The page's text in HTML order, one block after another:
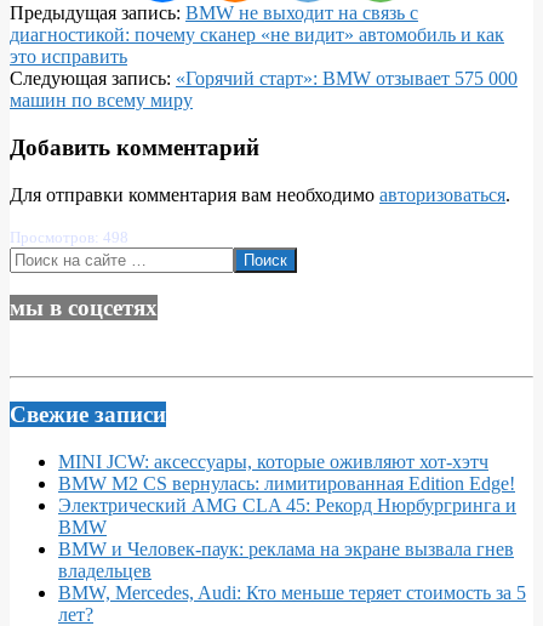
2026-
02-
16
Предыдущая запись: BMW не выходит на связь с
диагностикой: почему сканер «не видит» автомобиль и как
это исправить
Следующая запись: «Горячий старт»: BMW отзывает 575 000
машин по всему миру
Добавить комментарий
Для отправки комментария вам необходимо авторизоваться.
Просмотров: 498
Поиск
мы в соцсетях
Свежие записи
MINI JCW: аксессуары, которые оживляют хот-хэтч
BMW M2 CS вернулась: лимитированная Edition Edge!
Электрический AMG CLA 45: Рекорд Нюрбургринга и
BMW
BMW и Человек-паук: реклама на экране вызвала гнев
владельцев
BMW, Mercedes, Audi: Кто меньше теряет стоимость за 5
лет?